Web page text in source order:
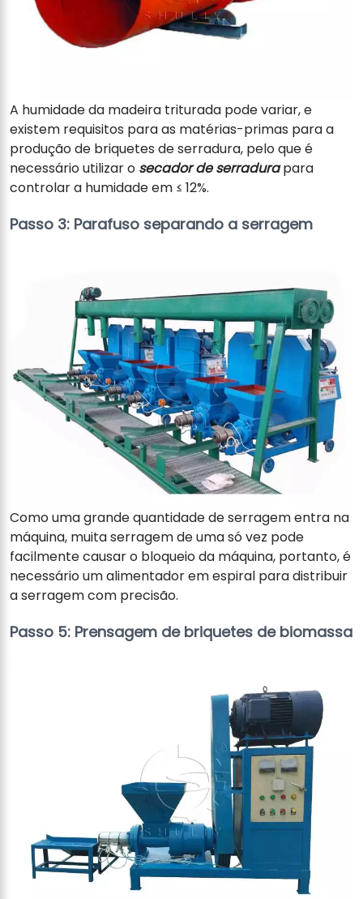
A humidade da madeira triturada pode variar, e
existem requisitos para as matérias-primas para a
produção de briquetes de serradura, pelo que é
necessário utilizar o secador de serradurapara
controlar a humidade em ≤ 12%.
Passo 3: Parafuso separando a serragem
Como uma grande quantidade de serragem entra na
máquina, muita serragem de uma só vez pode
facilmente causar o bloqueio da máquina, portanto, é
necessário um alimentador em espiral para distribuir
a serragem com precisão.
Passo 5: Prensagem de briquetes de biomassa